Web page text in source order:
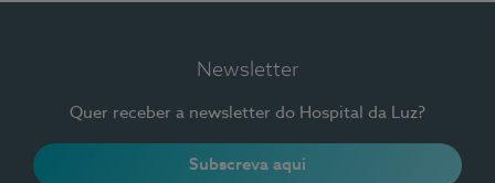
Newsletter
Quer receber a newsletter do Hospital da Luz?
Subscreva aqui